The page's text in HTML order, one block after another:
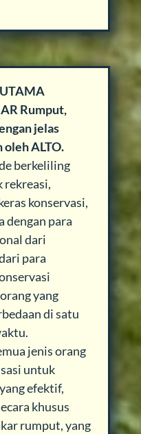
Rumput,
jelas
ALTO.
berkeliling
rekreasi,
konservasi,
dengan para
dari
para
yang
di satu
jenis orang
untuk
efektif,
khusus
rumput, yang